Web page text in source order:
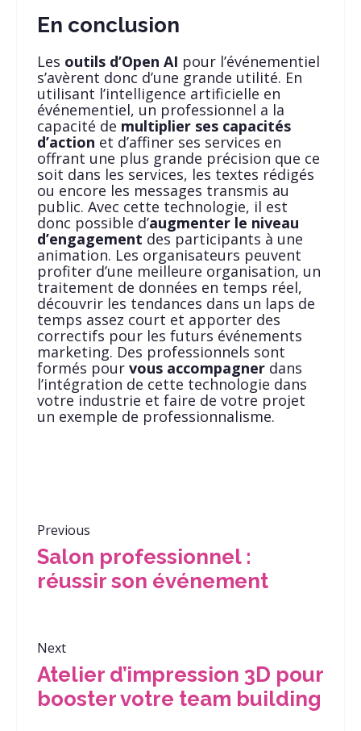
En conclusion
Les outils d’Open AI pour l’événementiel
s’avèrent donc d’une grande utilité. En
utilisant l’intelligence artificielle en
événementiel, un professionnel a la
capacité de multiplier ses capacités
d’action et d’affiner ses services en
offrant une plus grande précision que ce
soit dans les services, les textes rédigés
ou encore les messages transmis au
public. Avec cette technologie, il est
donc possible d’augmenter le niveau
d’engagement des participants à une
animation. Les organisateurs peuvent
profiter d’une meilleure organisation, un
traitement de données en temps réel,
découvrir les tendances dans un laps de
temps assez court et apporter des
correctifs pour les futurs événements
marketing. Des professionnels sont
formés pour vous accompagner dans
l’intégration de cette technologie dans
votre industrie et faire de votre projet
un exemple de professionnalisme.
Previous
Salon professionnel :
réussir son événement
Next
Atelier d’impression 3D pour
booster votre team building